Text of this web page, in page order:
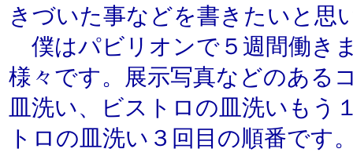
きづいた事などを書きたいと思
僕はパビリオンで５週間働き
様々です。展示写真などのある
皿洗い、ビストロの皿洗いもう
トロの皿洗い３回目の順番です